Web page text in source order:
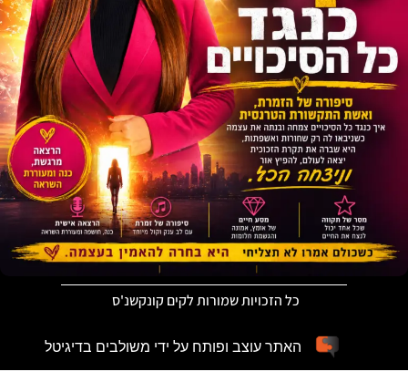
כל הזכויות שמורות לקים קונקשנ'ס
האתר עוצב ופותח על ידי משולבים בדיגיטל